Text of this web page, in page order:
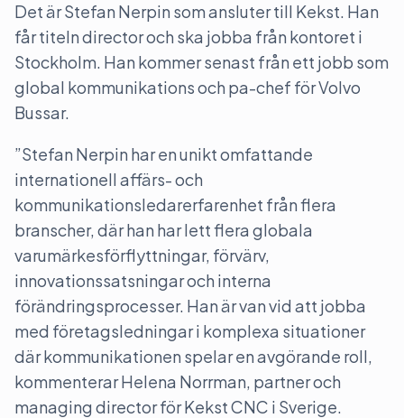
Det är Stefan Nerpin som ansluter till Kekst. Han
får titeln director och ska jobba från kontoret i
Stockholm. Han kommer senast från ett jobb som
global kommunikations och pa-chef för Volvo
Bussar.
”Stefan Nerpin har en unikt omfattande
internationell affärs- och
kommunikationsledarerfarenhet från flera
branscher, där han har lett flera globala
varumärkesförflyttningar, förvärv,
innovationssatsningar och interna
förändringsprocesser. Han är van vid att jobba
med företagsledningar i komplexa situationer
där kommunikationen spelar en avgörande roll,
kommenterar Helena Norrman, partner och
managing director för Kekst CNC i Sverige.